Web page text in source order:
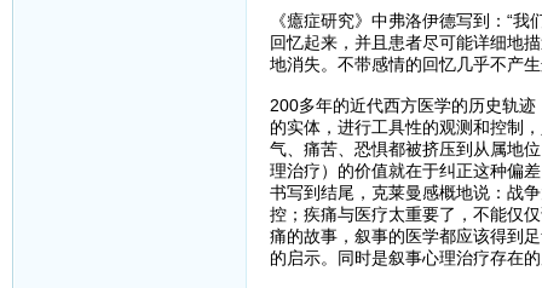
《癔症研究》中弗洛伊德写到：“
回忆起来，并且患者尽可能详细地
地消失。不带感情的回忆几乎不产
200多年的近代西方医学的历史轨
的实体，进行工具性的观测和控制
气、痛苦、恐惧都被挤压到从属地
理治疗）的价值就在于纠正这种偏
书写到结尾，克莱曼感概地说：战
控；疾痛与医疗太重要了，不能仅
痛的故事，叙事的医学都应该得到
的启示。同时是叙事心理治疗存在